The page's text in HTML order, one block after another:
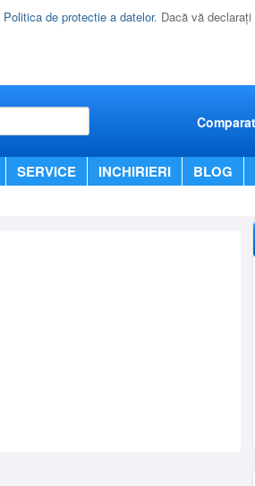
Politica de protectie a datelor. Dacă vă
SERVICE INCHIRIERI BLOG